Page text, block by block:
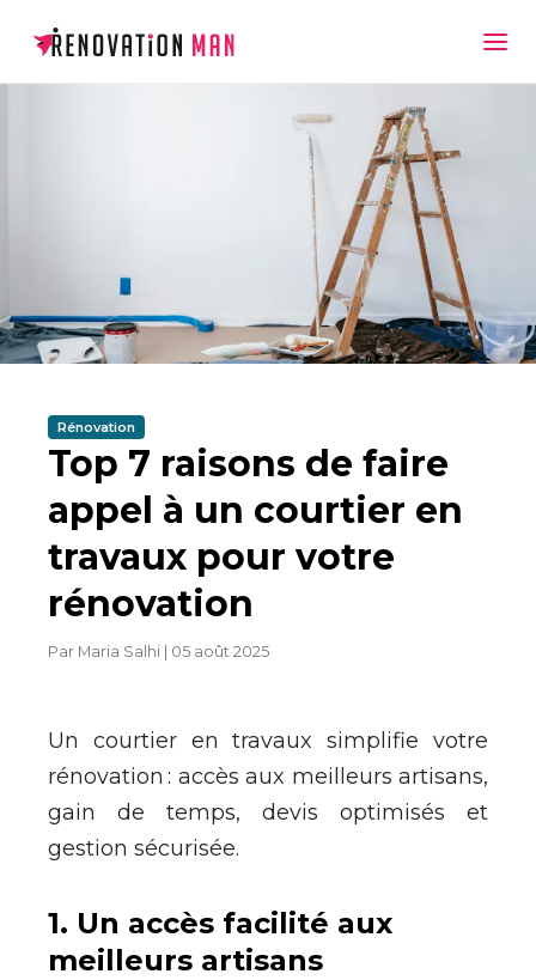
Rénovation
Top 7 raisons de faire
appel à un courtier en
travaux pour votre
rénovation
Par Maria Salhi 05 août 2025
Un courtier en travaux simplifie votre
rénovation : accès aux meilleurs artisans,
gain de temps, devis optimisés et
gestion sécurisée.
1. Un accès facilité aux
meilleurs artisans